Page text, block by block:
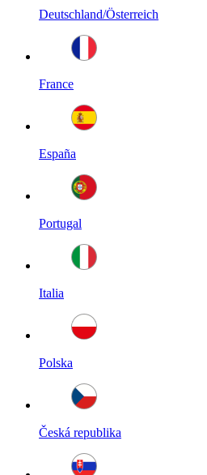
Deutschland/Österreich
France
España
Portugal
Italia
Polska
Česká republika